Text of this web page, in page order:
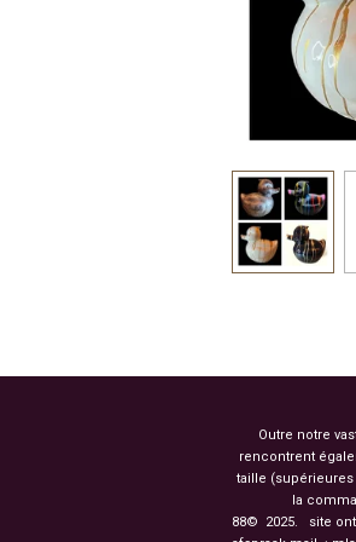
Outre notre
rencontrent
taille
la
88© 2025. site